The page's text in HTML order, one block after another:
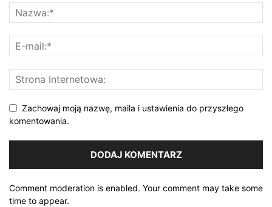
Zachowaj moją nazwę, maila i ustawienia do przyszłego
komentowania.
Comment moderation is enabled. Your comment may take some
time to appear.